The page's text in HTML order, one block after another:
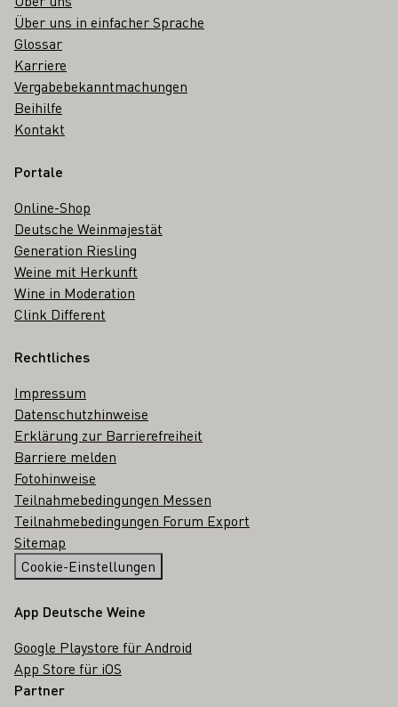
Über uns in einfacher Sprache
Glossar
Karriere
Vergabebekanntmachungen
Beihilfe
Kontakt
Portale
Online-Shop
Deutsche Weinmajestät
Generation Riesling
Weine mit Herkunft
Wine in Moderation
Clink Different
Rechtliches
Impressum
Datenschutzhinweise
Erklärung zur Barrierefreiheit
Barriere melden
Fotohinweise
Teilnahmebedingungen Messen
Teilnahmebedingungen Forum Export
Sitemap
Cookie-Einstellungen
App Deutsche Weine
Google Playstore für Android
App Store für iOS
Partner